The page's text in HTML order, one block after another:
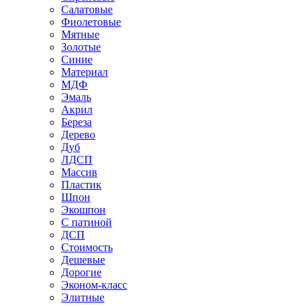
Салатовые
Фиолетовые
Мятные
Золотые
Синие
Материал
МДФ
Эмаль
Акрил
Береза
Дерево
Дуб
ЛДСП
Массив
Пластик
Шпон
Экошпон
С патиной
ДСП
Стоимость
Дешевые
Дорогие
Эконом-класс
Элитные